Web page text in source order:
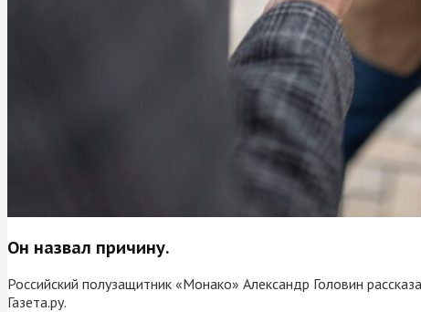
Он назвал причину.
Российский полузащитник «Монако» Александр Головин
Газета.ру.